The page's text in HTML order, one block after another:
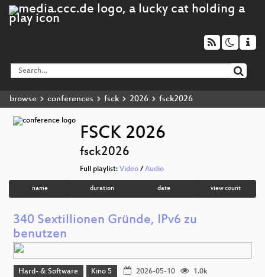
browse conferences fsck 2026 fsck2026
FSCK 2026
fsck2026
Full playlist: Video / Audio
name duration date view count
340 Sextillionen Gründe, IPv6 zu
benutzen
Hard- & Software Kino 5 2026-05-10
1.0k